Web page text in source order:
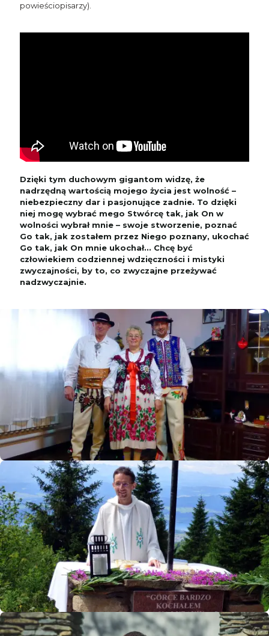
powieściopisarzy).
Dzięki tym duchowym gigantom widzę, że
nadrzędną wartością mojego życia jest wolność –
niebezpieczny dar i pasjonujące zadnie. To dzięki
niej mogę wybrać mego Stwórcę tak, jak On w
wolności wybrał mnie – swoje stworzenie, poznać
Go tak, jak zostałem przez Niego poznany, ukochać
Go tak, jak On mnie ukochał... Chcę być
człowiekiem codziennej wdzięczności i mistyki
zwyczajności, by to, co zwyczajne przeżywać
nadzwyczajnie.